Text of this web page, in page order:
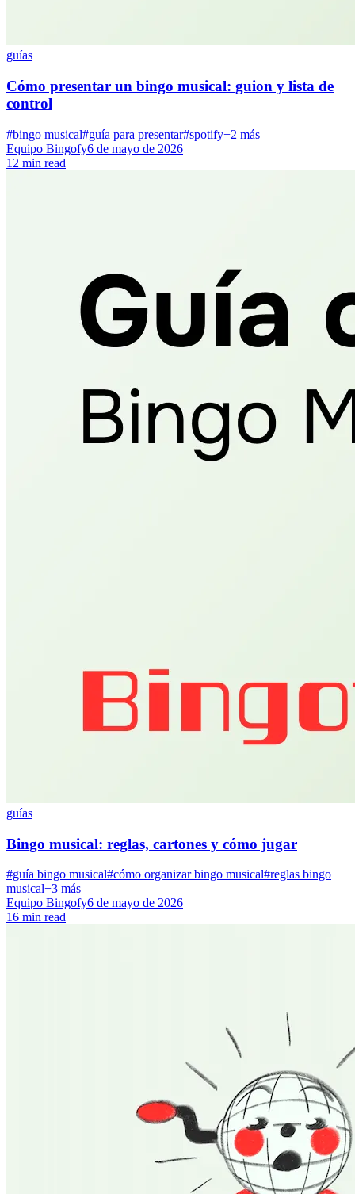
guías
Cómo presentar un bingo musical: guion y lista de
control
#bingo musical#guía para presentar#spotify+2 más
Equipo Bingofy6 de mayo de 2026
12 min read
guías
Bingo musical: reglas, cartones y cómo jugar
#guía bingo musical#cómo organizar bingo musical#reglas bingo
musical+3 más
Equipo Bingofy6 de mayo de 2026
16 min read